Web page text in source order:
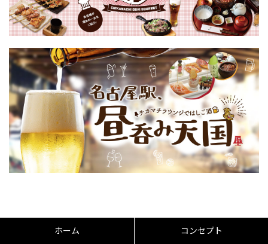
ホーム コンセプト